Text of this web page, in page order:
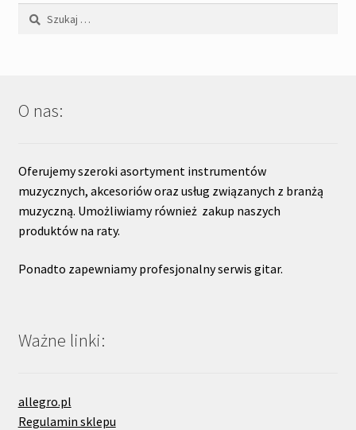
Szukaj:
O nas:
Oferujemy szeroki asortyment instrumentów
muzycznych, akcesoriów oraz usług związanych z branżą
muzyczną. Umożliwiamy również zakup naszych
produktów na raty.
Ponadto zapewniamy profesjonalny serwis gitar.
Ważne linki:
allegro.pl
Regulamin sklepu